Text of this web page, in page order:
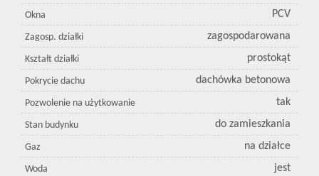
Okna PCV
Zagosp. działki zagospodarowana
Kształt działki prostokąt
Pokrycie dachu dachówka betonowa
Pozwolenie na użytkowanie tak
Stan budynku do zamieszkania
Gaz na działce
Woda jest